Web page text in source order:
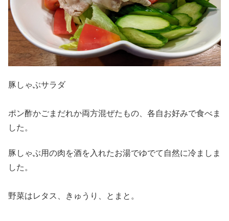
豚しゃぶサラダ
ポン酢かごまだれか両方混ぜたもの、各自お好みで食べま
した。
豚しゃぶ用の肉を酒を入れたお湯でゆでて自然に冷ましま
した。
野菜はレタス、きゅうり、とまと。